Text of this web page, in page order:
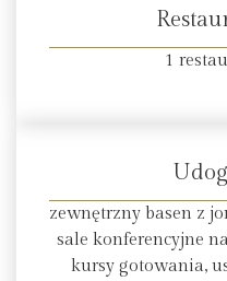
1
zewnętrzny basen z
sale konferencyjne
kursy gotowania,